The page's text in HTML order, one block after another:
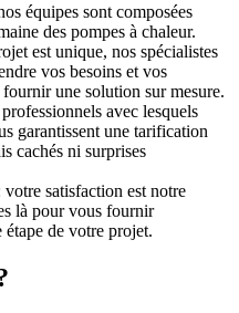
équipes sont composées
des pompes à chaleur.
est unique, nos spécialistes
vos besoins et vos
une solution sur mesure.
avec lesquels
garantissent une tarification
cachés ni surprises
votre satisfaction est notre
là pour vous fournir
étape de votre projet.